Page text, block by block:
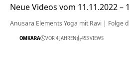
Neue Videos vom 11.11.2022 –
Anusara Elements Yoga mit Ravi | Folge
OMKARA VOR 4 JAHREN 453 VIEWS